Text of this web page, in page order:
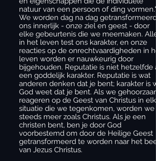
natuur van een persoon of ding vormen."
We worden dag na dag getransformeerd
ons innerlijk - onze ziel en geest - door
elke gebeurtenis die we meemaken.
in het leven test ons karakter, en onze
reacties op de onrechtvaardigheden in
leven worden er nauwkeurig door
bijgehouden. Reputatie is niet hetzelfde
een goddelijk karakter. Reputatie is wat
anderen denken dat je bent; karakter is
God weet dat je bent. Als we gehoorzaam
reageren op de Geest van Christus in elke
situatie die we tegenkomen, worden we
steeds meer zoals Christus. Als je een
christen bent, ben je door God
voorbestemd om door de Heilige Geest
getransformeerd te worden naar het
van Jezus Christus.